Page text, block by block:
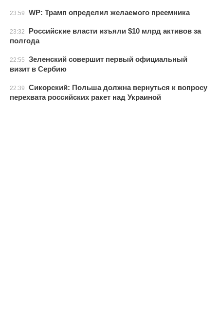
23:59 WP: Трамп определил желаемого преемника
23:32
Российские власти изъяли $10 млрд активов за
полгода
22:55
Зеленский совершит первый официальный
визит в Сербию
22:39
Сикорский: Польша должна вернуться к вопросу
перехвата российских ракет над Украиной